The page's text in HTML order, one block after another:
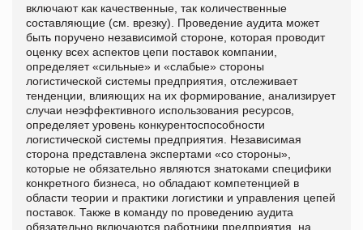
включают как качественные, так количественные
составляющие (см. врезку). Проведение аудита может
быть поручено независимой стороне, которая проводит
оценку всех аспектов цепи поставок компании,
определяет «сильные» и «слабые» стороны
логистической системы предприятия, отслеживает
тенденции, влияющих на их формирование, анализирует
случаи неэффективного использования ресурсов,
определяет уровень конкурентоспособности
логистической системы предприятия. Независимая
сторона представлена экспертами «со стороны»,
которые не обязательно являются знатоками специфики
конкретного бизнеса, но обладают компетенцией в
области теории и практики логистики и управления цепей
поставок. Также в команду по проведению аудита
обязательно включаются работники предприятия, на